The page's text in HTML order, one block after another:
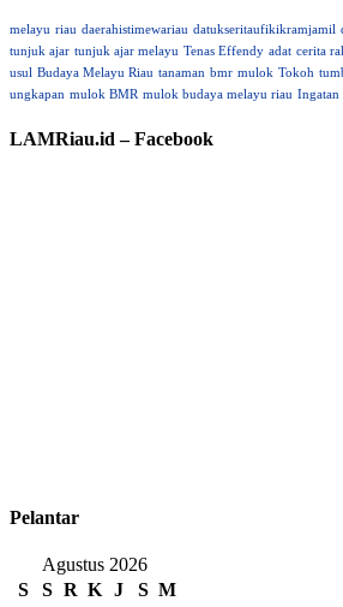
melayu riau daerahistimewariau datukseritaufikikramjamil
tunjuk ajar tunjuk ajar melayu Tenas Effendy adat cerita
usul Budaya Melayu Riau tanaman bmr mulok Tokoh
ungkapan mulok BMR mulok budaya melayu riau Ingatan
LAMRiau.id – Facebook
Pelantar
Agustus 2026
S
S R K J S M